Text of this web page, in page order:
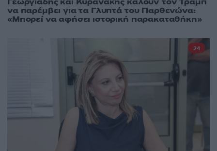
Γεωργιάδης και Κυρανάκης καλούν τον Τραμπ
να παρέμβει για τα Γλυπτά του Παρθενώνα:
«Μπορεί να αφήσει ιστορική παρακαταθήκη»
24